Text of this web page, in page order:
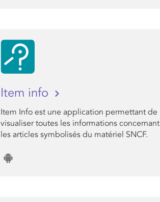
Item info
Item Info est une application permettant de
visualiser toutes les informations concernant
les articles symbolisés du matériel SNCF.